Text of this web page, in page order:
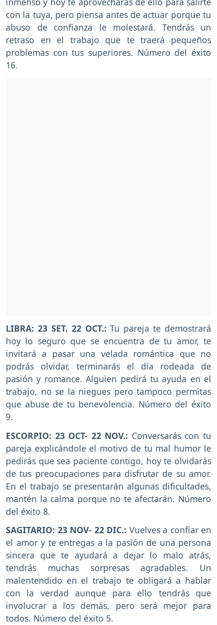
con la tuya, pero piensa antes de actuar porque tu
abuso de confianza le molestará. Tendrás un
retraso en el trabajo que te traerá pequeños
problemas con tus superiores. Número del éxito
16.
LIBRA: 23 SET. 22 OCT.: Tu pareja te demostrará
hoy lo seguro que se encuentra de tu amor, te
invitará a pasar una velada romántica que no
podrás olvidar, terminarás el día rodeada de
pasión y romance. Alguien pedirá tu ayuda en el
trabajo, no se la niegues pero tampoco permitas
que abuse de tu benevolencia. Número del éxito
9.
ESCORPIO: 23 OCT- 22 NOV.: Conversarás con tu
pareja explicándole el motivo de tu mal humor le
pedirás que sea paciente contigo, hoy te olvidarás
de tus preocupaciones para disfrutar de su amor.
En el trabajo se presentarán algunas dificultades,
mantén la calma porque no te afectarán. Número
del éxito 8.
SAGITARIO: 23 NOV- 22 DIC.: Vuelves a confiar en
el amor y te entregas a la pasión de una persona
sincera que te ayudará a dejar lo malo atrás,
tendrás muchas sorpresas agradables. Un
malentendido en el trabajo te obligará a hablar
con la verdad aunque para ello tendrás que
involucrar a los demás, pero será mejor para
todos. Número del éxito 5.